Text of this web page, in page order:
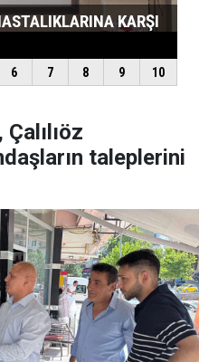
taleplerini